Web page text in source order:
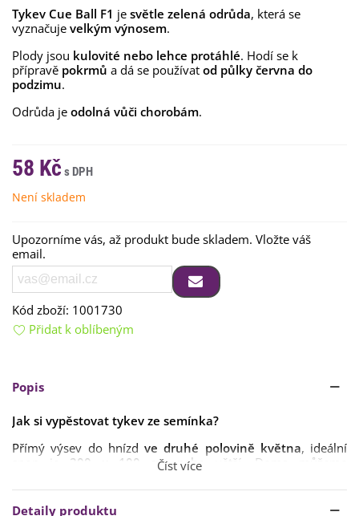
Tykev Cue Ball F1 je světle zelená odrůda, která se
vyznačuje velkým výnosem.
Plody jsou kulovité nebo lehce protáhlé. Hodí se k
přípravě pokrmů a dá se používat od půlky června do
podzimu.
Odrůda je odolná vůči chorobám.
58 Kč
Není skladem
Upozorníme vás, až produkt bude skladem. Vložte váš
email.
Kód zboží: 1001730
Přidat k oblíbeným
Popis
Jak si vypěstovat tykev ze semínka?
Přímý výsev do hnízd ve druhé polovině května, ideální
200 x 100 cmnebo větší. Doma můžeme
polovině května.
Číst více
Detaily produktu